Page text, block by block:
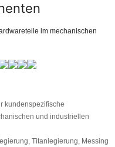
im mechanischen
kundenspezifische
und industriellen
Titanlegierung, Messing